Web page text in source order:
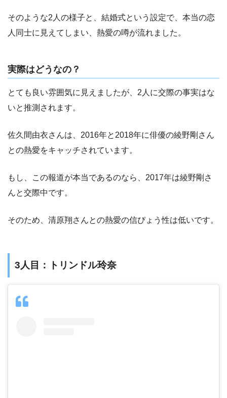
そのような2人の様子と、結婚式という設定で、本当の恋
人同士に見えてしまい、熱愛の噂が流れました。
実際はどうなの？
とても良い雰囲気に見えましたが、2人に交際の事実はな
いと推測されます。
佐久間由衣さんは、2016年と2018年に俳優の綾野剛さん
との熱愛をキャッチされています。
もし、この報道が本当であるのなら、2017年は綾野剛さ
んと交際中です。
そのため、清原翔さんとの熱愛の信ぴょう性は低いです。
3人目：トリンドル玲奈